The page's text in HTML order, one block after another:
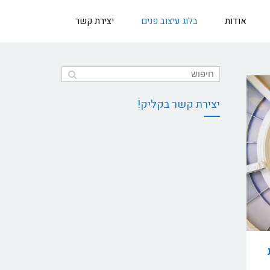
אודות בלוג עיצוב פנים יצירת קשר
יצירת קשר בקליק!